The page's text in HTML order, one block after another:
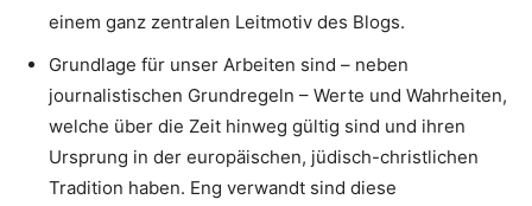
einem ganz zentralen Leitmotiv des Blogs.
Grundlage für unser Arbeiten sind – neben
journalistischen Grundregeln – Werte und Wahrheiten,
welche über die Zeit hinweg gültig sind und ihren
Ursprung in der europäischen, jüdisch-christlichen
Tradition haben. Eng verwandt sind diese